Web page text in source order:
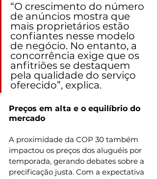
“O crescimento do número
de anúncios mostra que
mais proprietários estão
confiantes nesse modelo
de negócio. No entanto, a
concorrência exige que os
anfitriões se destaquem
pela qualidade do serviço
oferecido”, explica.
Preços em alta e o equilíbrio do
mercado
A proximidade da COP 30 também
impactou os preços dos aluguéis por
temporada, gerando debates sobre a
precificação justa. Com a expectativa